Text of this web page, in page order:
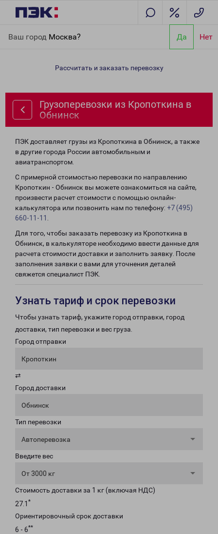
Ваш город Москва? Да Нет
Обнинск
Рассчитать и заказать перевозку
Грузоперевозки из Кропоткина в
Обнинск
ПЭК доставляет грузы из Кропоткина в Обнинск, а также
в другие города России автомобильным и
авиатранспортом.
С примерной стоимостью перевозки по направлению
Кропоткин - Обнинск вы можете ознакомиться на сайте,
произвести расчет стоимости с помощью онлайн-
калькулятора или позвонить нам по телефону: +7 (495)
660-11-11
Для того, чтобы заказать перевозку из Кропоткина в
Обнинск, в калькуляторе необходимо ввести данные для
расчета стоимости доставки и заполнить заявку. После
заполнения заявки с вами для уточнения деталей
свяжется специалист ПЭК.
Узнать тариф и срок перевозки
Чтобы узнать тариф, укажите город отправки, город
доставки, тип перевозки и вес груза.
Город отправки
Кропоткин
⇄
Город доставки
Обнинск
Тип перевозки
Автоперевозка
Введите вес
От 3000 кг
Стоимость доставки за 1 кг (включая НДС)
27.1 *
Ориентировочный срок доставки
6 - 6**